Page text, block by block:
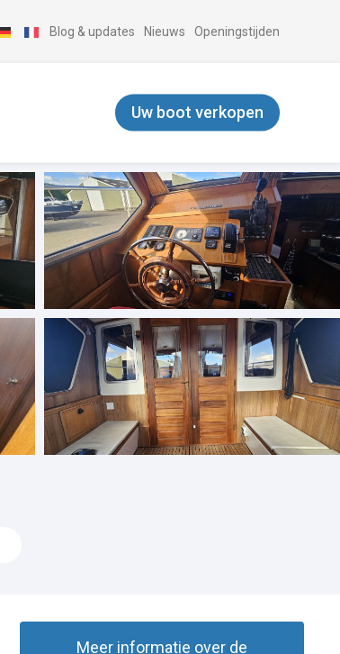
Blog & updates Nieuws Openingstijden
Uw boot verkopen
Meer informatie over de